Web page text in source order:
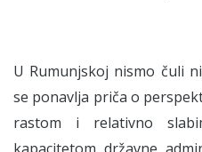
U Rumunjskoj nismo čuli
se ponavlja priča o
rastom i relativno